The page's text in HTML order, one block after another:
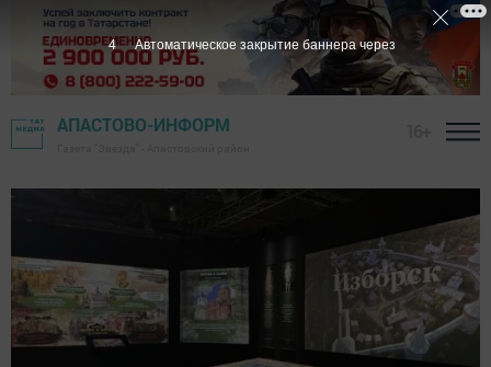
АПАСТОВО-ИНФОРМ
2 Автоматическое закрытие баннера через